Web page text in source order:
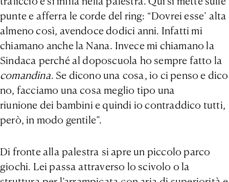
punte e afferra le corde del ring: “Dovrei esse’ alta
almeno così, avendoce dodici anni. Infatti mi
chiamano anche la Nana. Invece mi chiamano la
Sindaca perché al doposcuola ho sempre fatto la
comandina. Se dicono una cosa, io ci penso e dico
no, facciamo una cosa meglio tipo una
riunione dei bambini e quindi io contraddico tutti,
però, in modo gentile”.
Di fronte alla palestra si apre un piccolo parco
giochi. Lei passa attraverso lo scivolo o la